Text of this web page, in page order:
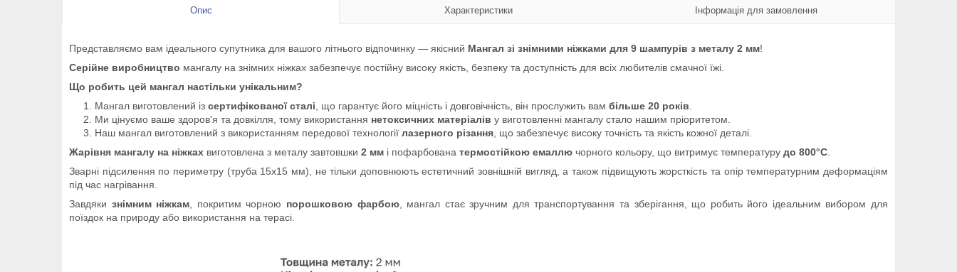
Опис Характеристики Інформація для замовлення
Представляємо вам ідеального супутника для вашого літнього відпочинку — якісний Мангал зі знімними ніжками для 9 шампурів з металу 2 мм!
Серійне виробництво мангалу на знімних ніжках забезпечує постійну високу якість, безпеку та доступність для всіх любителів смачної їжі.
Що робить цей мангал настільки унікальним?
Мангал виготовлений із сертифікованої сталі , що гарантує його міцність і довговічність, він прослужить вам більше 20 років
Ми цінуємо ваше здоров'я та довкілля, тому використання нетоксичних матеріалів у виготовленні мангалу стало нашим пріоритетом.
Наш мангал виготовлений з використанням передової технології лазерного різання , що забезпечує високу точність та якість кожної деталі.
Жарівня мангалу на ніжках виготовлена з металу завтовшки 2 мм і пофарбована термостійкою емаллю чорного кольору, що витримує температуру до 800°C
Зварні підсилення по периметру (труба 15х15 мм), не тільки доповнюють естетичний зовнішній вигляд, а також підвищують жорсткість та опір температурним деформаціям
під час нагрівання.
Завдяки знімним ніжкам , покритим чорною порошковою фарбою, мангал стає зручним для транспортування та зберігання, що робить його ідеальним вибором для
поїздок на природу або використання на терасі.